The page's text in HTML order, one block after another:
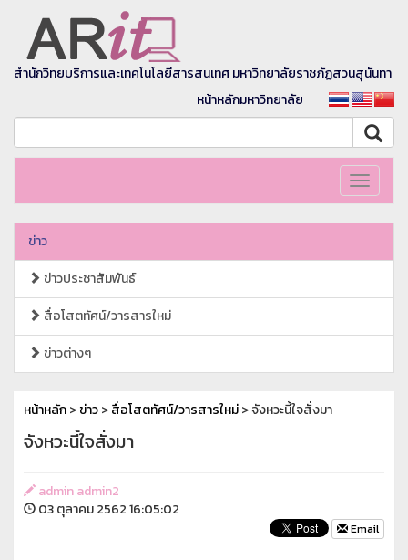
สำนักวิทยบริการและเทคโนโลยีสารสนเทศ มหาวิทยาลัยราชภัฏสวนสุนันทา
หน้าหลักมหาวิทยาลัย
Toggle
ข่าว
ข่าวประชาสัมพันธ์
สื่อโสตทัศน์/วารสารใหม่
ข่าวต่างๆ
หน้าหลัก>ข่าว>สื่อโสตทัศน์/วารสารใหม่> จังหวะนี้ใจสั่งมา
จังหวะนี้ใจสั่งมา
admin admin2
03 ตุลาคม 2562 16:05:02
Email